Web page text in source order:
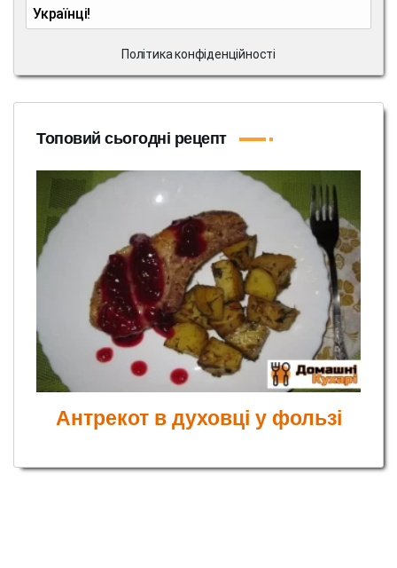
Українці!
Політика конфіденційності
Топовий сьогодні рецепт
Антрекот в духовці у фользі